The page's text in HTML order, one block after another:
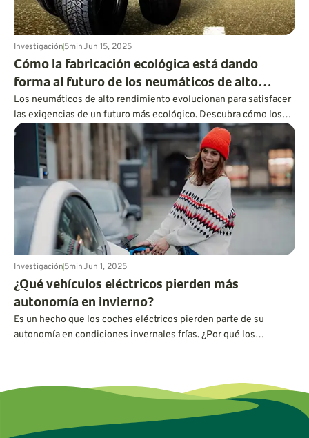
Investigación5minJun 15, 2025
Cómo la fabricación ecológica está dando
forma al futuro de los neumáticos de alto
rendimiento
Los neumáticos de alto rendimiento evolucionan para satisfacer
las exigencias de un futuro más ecológico. Descubra cómo los
materiales innovadores, las pruebas en los deportes de motor y
la fabricación ecológica están transformando lo que los
conductores pueden esperar al combinar velocidad, agarre y
sostenibilidad sin concesiones.
Investigación5minJun 1, 2025
¿Qué vehículos eléctricos pierden más
autonomía en invierno?
Es un hecho que los coches eléctricos pierden parte de su
autonomía en condiciones invernales frías. ¿Por qué los